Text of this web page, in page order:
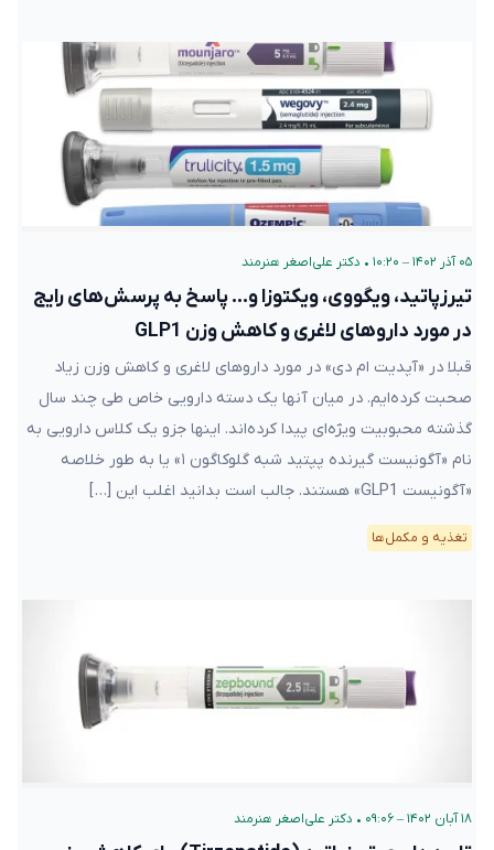
۰۵ آذر ۱۴۰۲ – ۱۰:۲۰ • دکتر علی‌اصغر هنرمند
تیرزپاتید، ویگووی، ویکتوزا و… پاسخ به پرسش‌های رایج
در مورد داروهای لاغری و کاهش وزن GLP1
قبلا در «آپدیت ام دی» در مورد داروهای لاغری و کاهش وزن زیاد
صحبت کرده‌ایم. در میان آنها یک دسته دارویی خاص طی چند سال
گذشته محبوبیت ویژه‌ای پیدا کرده‌اند. اینها جزو یک کلاس دارویی به
نام «آگونیست گیرنده پپتید شبه گلوکاگون ۱» یا به طور خلاصه
«آگونیست GLP1» هستند. جالب است بدانید اغلب این […]
تغذیه و مکمل‌ها
۱۸ آبان ۱۴۰۲ – ۰۹:۰۶ • دکتر علی‌اصغر هنرمند